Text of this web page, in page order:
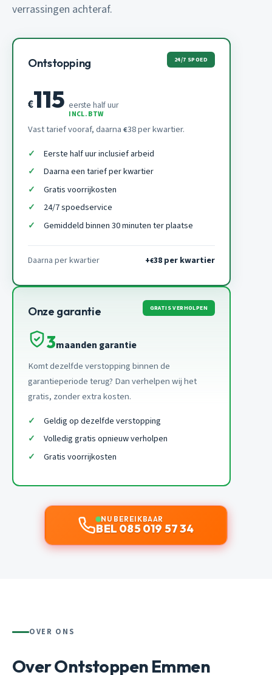
verrassingen achteraf.
Ontstopping 24/7 SPOED
€115 eerste half uur
INCL. BTW
Vast tarief vooraf, daarna €38 per kwartier.
Eerste half uur inclusief arbeid
Daarna een tarief per kwartier
Gratis voorrijkosten
24/7 spoedservice
Gemiddeld binnen 30 minuten ter plaatse
Daarna per kwartier +€38 per kwartier
Onze garantie GRATIS VERHOLPEN
3maanden garantie
Komt dezelfde verstopping binnen de
garantieperiode terug? Dan verhelpen wij het
gratis, zonder extra kosten.
Geldig op dezelfde verstopping
Volledig gratis opnieuw verholpen
Gratis voorrijkosten
NU BEREIKBAAR
BEL 085 019 57 34
OVER ONS
Over Ontstoppen Emmen